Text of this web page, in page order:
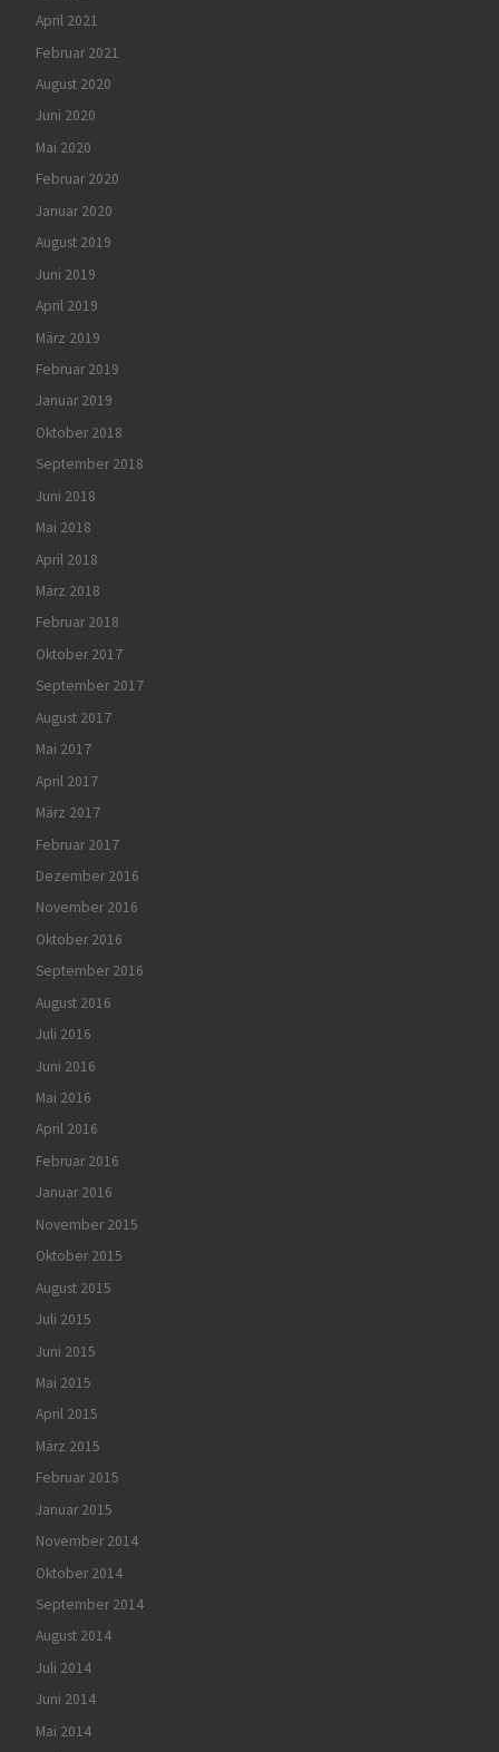
April 2021
Februar 2021
August 2020
Juni 2020
Mai 2020
Februar 2020
Januar 2020
August 2019
Juni 2019
April 2019
März 2019
Februar 2019
Januar 2019
Oktober 2018
September 2018
Juni 2018
Mai 2018
April 2018
März 2018
Februar 2018
Oktober 2017
September 2017
August 2017
Mai 2017
April 2017
März 2017
Februar 2017
Dezember 2016
November 2016
Oktober 2016
September 2016
August 2016
Juli 2016
Juni 2016
Mai 2016
April 2016
Februar 2016
Januar 2016
November 2015
Oktober 2015
August 2015
Juli 2015
Juni 2015
Mai 2015
April 2015
März 2015
Februar 2015
Januar 2015
November 2014
Oktober 2014
September 2014
August 2014
Juli 2014
Juni 2014
Mai 2014